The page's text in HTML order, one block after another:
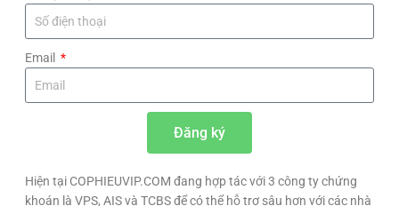
Email
Đăng ký
Hiện tại COPHIEUVIP.COM đang hợp tác với 3 công ty chứng
khoán là VPS, AIS và TCBS để có thể hỗ trợ sâu hơn với các nhà